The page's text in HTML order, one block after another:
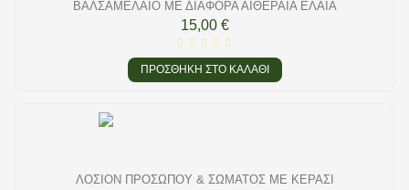
ΒΑΛΣΑΜΈΛΑΙΟ ΜΕ ΔΙΆΦΟΡΑ ΑΙΘΈΡΑΙΑ ΈΛΑΙΑ
15,00 €
ΠΡΟΣΘΉΚΗ ΣΤΟ ΚΑΛΆΘΙ
ΛΟΣΙΌΝ ΠΡΟΣΏΠΟΥ & ΣΏΜΑΤΟΣ ΜΕ ΚΕΡΆΣΙ